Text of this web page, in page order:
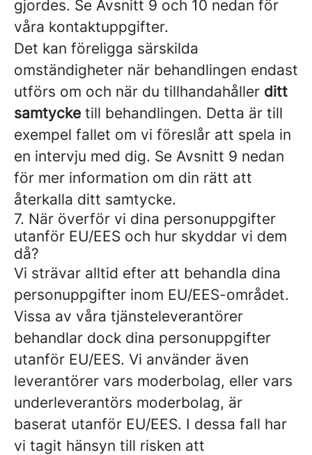
gjordes. Se Avsnitt 9 och 10 nedan för
våra kontaktuppgifter.
Det kan föreligga särskilda
omständigheter när behandlingen endast
utförs om och när du tillhandahåller ditt
samtycke till behandlingen. Detta är till
exempel fallet om vi föreslår att spela in
en intervju med dig. Se Avsnitt 9 nedan
för mer information om din rätt att
återkalla ditt samtycke.
7. När överför vi dina personuppgifter
utanför EU/EES och hur skyddar vi dem
då?
Vi strävar alltid efter att behandla dina
personuppgifter inom EU/EES-området.
Vissa av våra tjänsteleverantörer
behandlar dock dina personuppgifter
utanför EU/EES. Vi använder även
leverantörer vars moderbolag, eller vars
underleverantörs moderbolag, är
baserat utanför EU/EES. I dessa fall har
vi tagit hänsyn till risken att